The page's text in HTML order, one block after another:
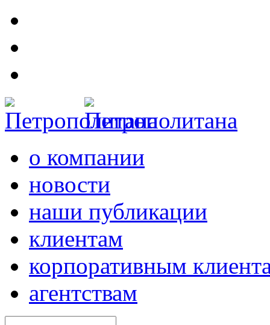
о компании
новости
наши публикации
клиентам
корпоративным
агентствам